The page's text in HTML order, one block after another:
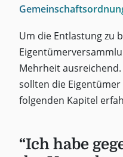
Um die Entlastung zu
Mehrheit
sollten die
folgenden Kapitel
“Ich habe